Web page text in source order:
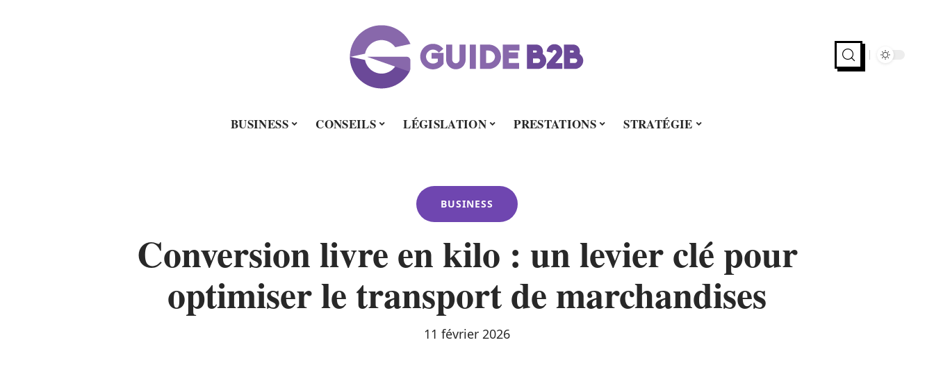
BUSINESS CONSEILS LÉGISLATION PRESTATIONS STRATÉGIE
BUSINESS
Conversion livre en kilo : un levier clé pour
optimiser le transport de marchandises
11 février 2026